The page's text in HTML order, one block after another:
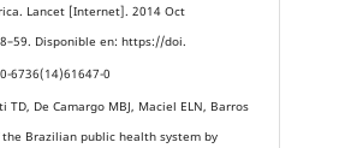
Lancet [Internet]. 2014 Oct
Disponible en: https://doi.
6736(14)61647-0
TD, De Camargo MBJ, Maciel ELN, Barros
Brazilian public health system by